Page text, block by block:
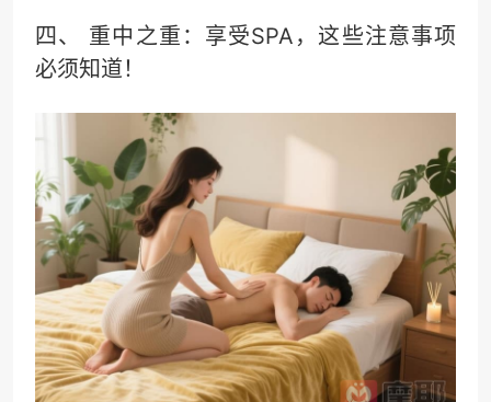
四、 重中之重：享受SPA，这些注意事项
必须知道！